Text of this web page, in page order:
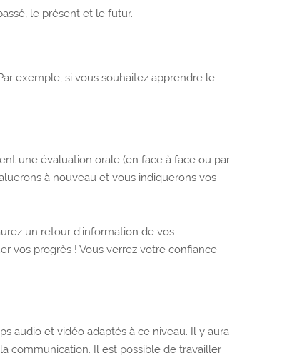
le présent et le futur.
exemple, si vous souhaitez apprendre le
une évaluation orale (en face à face ou par
à nouveau et vous indiquerons vos
un retour d’information de vos
vos progrès ! Vous verrez votre confiance
audio et vidéo adaptés à ce niveau. Il y aura
communication. Il est possible de travailler